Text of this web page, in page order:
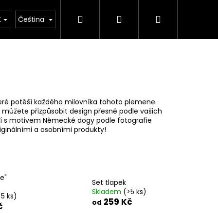
Čeština Hledat PřihlášeníNákupní
potěší každého milovníka tohoto plemene.
přizpůsobit design přesně podle vašich
motivem Německé dogy podle fotografie
a osobními produkty!
ks)
Set tlapek
Skladem (>5 ks)
od 259 Kč